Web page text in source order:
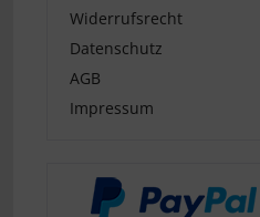
Widerrufsrecht
Datenschutz
AGB
Impressum